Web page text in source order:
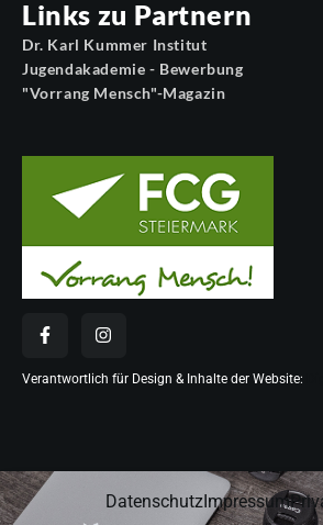
Links zu Partnern
Dr. Karl Kummer Institut
Jugendakademie - Bewerbung
"Vorrang Mensch"-Magazin
Verantwortlich für Design & Inhalte der Website:
DatenschutzImpressum